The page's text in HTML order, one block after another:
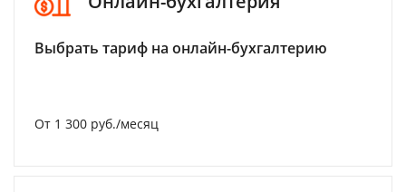
Выбрать тариф на онлайн-бухгалтерию
От 1 300 руб./месяц